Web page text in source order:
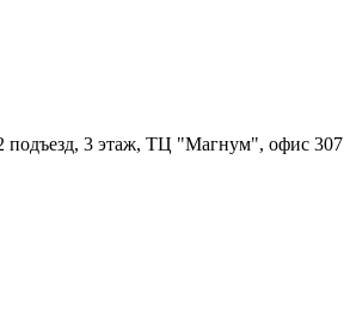
подъезд, 3 этаж, ТЦ "Магнум", офис 307